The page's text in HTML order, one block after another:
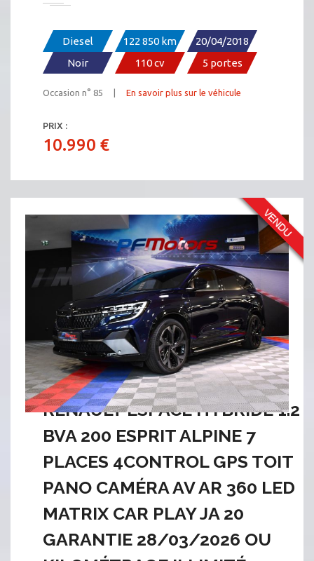
Diesel 122 850 km
20/04/2018
Noir
110 cv 5 portes
Occasion n° 85 | En savoir plus sur le véhicule
PRIX :
10.990 €
RENAULT ESPACE HYBRIDE 1.2
BVA 200 ESPRIT ALPINE 7
PLACES 4CONTROL GPS TOIT
PANO CAMÉRA AV AR 360 LED
MATRIX CAR PLAY JA 20
GARANTIE 28/03/2026 OU